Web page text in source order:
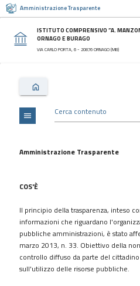
Amministrazione Trasparente
ISTITUTO COMPRENSIVO “A.
ORNAGO E BURAGO
VIA CARLO PORTA, 6 - 20876 ORNAGO (MB)
Sezioni
Disposizioni
Generali
Consulenti
collaboratori
Bandi
Performance
Enti
controllati
Attività
e
procedimenti
menu
Amministrazione Trasparente
COS'È
Il principio della trasparenza, inteso
informazioni che riguardano
pubbliche amministrazioni, è stato
marzo 2013, n. 33. Obiettivo della
controllo diffuso da parte del
sull'utilizzo delle risorse pubbliche.